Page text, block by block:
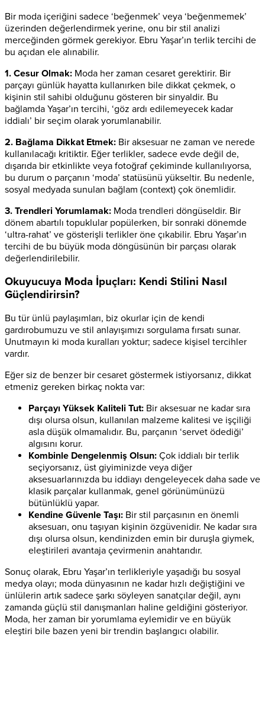
Bir moda içeriğini sadece ‘beğenmek’ veya ‘beğenmemek’
üzerinden değerlendirmek yerine, onu bir stil analizi
merceğinden görmek gerekiyor. Ebru Yaşar’ın terlik tercihi de
bu açıdan ele alınabilir.
1. Cesur Olmak: Moda her zaman cesaret gerektirir. Bir
parçayı günlük hayatta kullanırken bile dikkat çekmek, o
kişinin stil sahibi olduğunu gösteren bir sinyaldir. Bu
bağlamda Yaşar’ın tercihi, ‘göz ardı edilemeyecek kadar
iddialı’ bir seçim olarak yorumlanabilir.
2. Bağlama Dikkat Etmek: Bir aksesuar ne zaman ve nerede
kullanılacağı kritiktir. Eğer terlikler, sadece evde değil de,
dışarıda bir etkinlikte veya fotoğraf çekiminde kullanılıyorsa,
bu durum o parçanın ‘moda’ statüsünü yükseltir. Bu nedenle,
sosyal medyada sunulan bağlam (context) çok önemlidir.
3. Trendleri Yorumlamak: Moda trendleri döngüseldir. Bir
dönem abartılı topuklular popülerken, bir sonraki dönemde
‘ultra-rahat’ ve gösterişli terlikler öne çıkabilir. Ebru Yaşar’ın
tercihi de bu büyük moda döngüsünün bir parçası olarak
değerlendirilebilir.
Okuyucuya Moda İpuçları: Kendi Stilini Nasıl
Güçlendirirsin?
Bu tür ünlü paylaşımları, biz okurlar için de kendi
gardırobumuzu ve stil anlayışımızı sorgulama fırsatı sunar.
Unutmayın ki moda kuralları yoktur; sadece kişisel tercihler
vardır.
Eğer siz de benzer bir cesaret göstermek istiyorsanız, dikkat
etmeniz gereken birkaç nokta var:
Parçayı Yüksek Kaliteli Tut: Bir aksesuar ne kadar sıra
dışı olursa olsun, kullanılan malzeme kalitesi ve işçiliği
asla düşük olmamalıdır. Bu, parçanın ‘servet ödediği’
algısını korur.
Kombinle Dengelenmiş Olsun: Çok iddialı bir terlik
seçiyorsanız, üst giyiminizde veya diğer
aksesuarlarınızda bu iddiayı dengeleyecek daha sade ve
klasik parçalar kullanmak, genel görünümünüzü
bütünlüklü yapar.
Kendine Güvenle Taşı: Bir stil parçasının en önemli
aksesuarı, onu taşıyan kişinin özgüvenidir. Ne kadar sıra
dışı olursa olsun, kendinizden emin bir duruşla giymek,
eleştirileri avantaja çevirmenin anahtarıdır.
Sonuç olarak, Ebru Yaşar’ın terlikleriyle yaşadığı bu sosyal
medya olayı; moda dünyasının ne kadar hızlı değiştiğini ve
ünlülerin artık sadece şarkı söyleyen sanatçılar değil, aynı
zamanda güçlü stil danışmanları haline geldiğini gösteriyor.
Moda, her zaman bir yorumlama eylemidir ve en büyük
eleştiri bile bazen yeni bir trendin başlangıcı olabilir.